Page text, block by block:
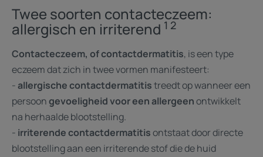
Twee soorten contacteczeem:
allergisch en irriterend 1 2
Contacteczeem, of contactdermatitis, is een type
eczeem dat zich in twee vormen manifesteert:
-allergische contactdermatitistreedt op wanneer een
persoongevoeligheid voor een allergeenontwikkelt
na herhaalde blootstelling.
- irriterende contactdermatitisontstaat door directe
blootstelling aan een irriterende stof die de huid